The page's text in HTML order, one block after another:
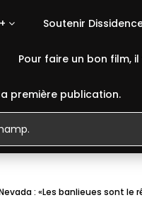
Soutenir
Pour faire un bon film,
première publication.
: «Les banlieues sont le